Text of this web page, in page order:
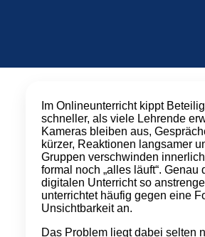
Warum
Onlineunterricht
kippt
Im Onlineunterricht kippt
schneller, als viele Lehrende
Kameras bleiben aus,
kürzer, Reaktionen langsamer
Gruppen verschwinden
formal noch „alles läuft“. Genau
digitalen Unterricht so
unterrichtet häufig gegen eine
Unsichtbarkeit an.
Das Problem liegt dabei selten